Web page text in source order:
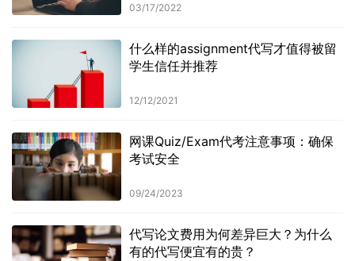
03/17/2022
什么样的assignment代写才值得被留
学生信任并推荐
12/12/2021
网课Quiz/Exam代考注意事项：确保
考试安全
09/24/2023
代写论文费用为何差异巨大？为什么
有的代写便宜有的贵？